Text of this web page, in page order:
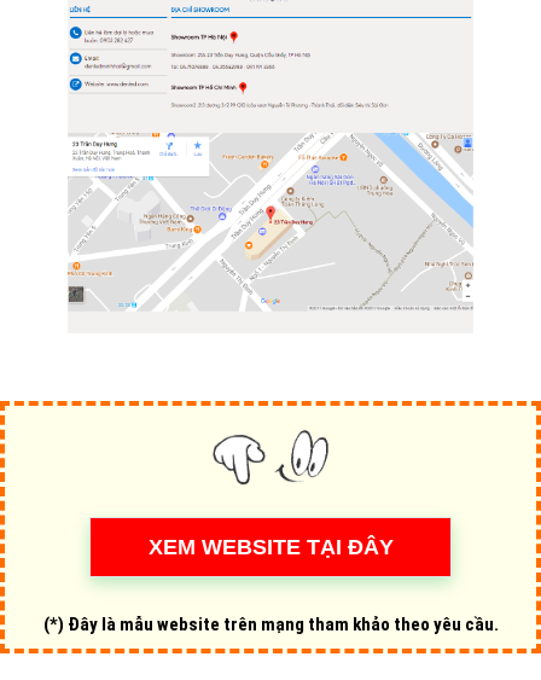
(*) Đây là mẫu website trên mạng tham khảo theo yêu cầu.